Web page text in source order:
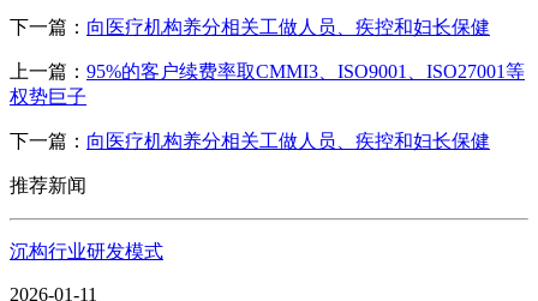
下一篇： 向医疗机构养分相关工做人员、疾控和妇长保健
上一篇： 95%的客户续费率取CMMI3、ISO9001、ISO27001等
权势巨子
下一篇： 向医疗机构养分相关工做人员、疾控和妇长保健
推荐新闻
沉构行业研发模式
2026-01-11